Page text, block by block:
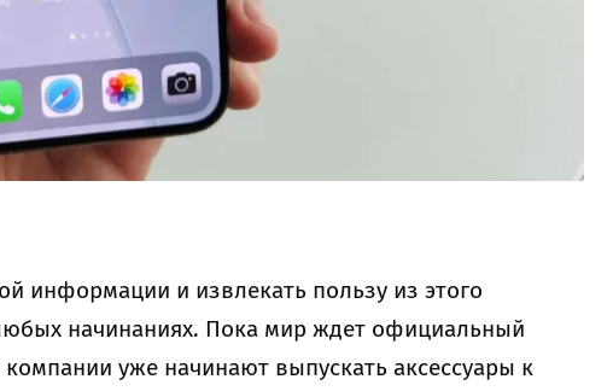
информации и извлекать пользу из этого
начинаниях. Пока мир ждет официальный
уже начинают выпускать аксессуары к